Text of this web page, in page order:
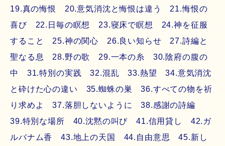
19.真の悔恨 20.意気消沈と悔恨は違う 21.悔恨の
喜び 22.日毎の瞑想 23.寝床で瞑想 24.神を征服
すること 25.神の関心 26.良い知らせ 27.詩編と
聖なる息 28.野の歌 29.一本の糸 30.陰府の腹の
中 31.特別の実践 32.混乱 33.熱望 34.意気消沈
と砕けた心の違い 35.蜘蛛の巣 36.すべての物を祈
り求めよ 37.落胆しないように 38.感謝の詩編
39.特別な場所 40.沈黙の叫び 41.信用貸し 42.ガ
ルバナム香 43.地上の天国 44.自由意思 45.新し